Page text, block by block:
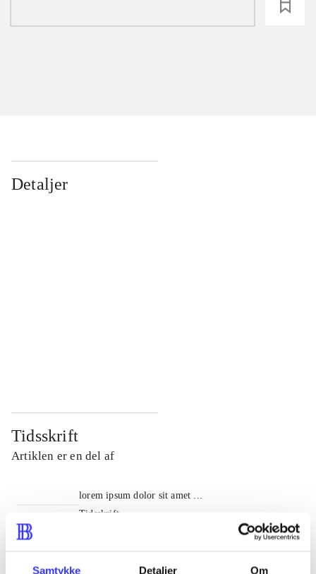
Samtykke Detaljer Om
Detaljer
Tidsskrift
Artiklen er en del af
lorem ipsum dolor sit amet ...
Tidsskrift
Artiklerne i